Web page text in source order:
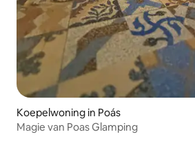
Koepelwoning in Poás
Magie van Poas Glamping